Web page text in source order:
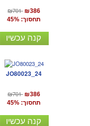
₪701 ₪386
תחסוך: 45%
קנה עכשיו
JO80023_24
₪701 ₪386
תחסוך: 45%
קנה עכשיו